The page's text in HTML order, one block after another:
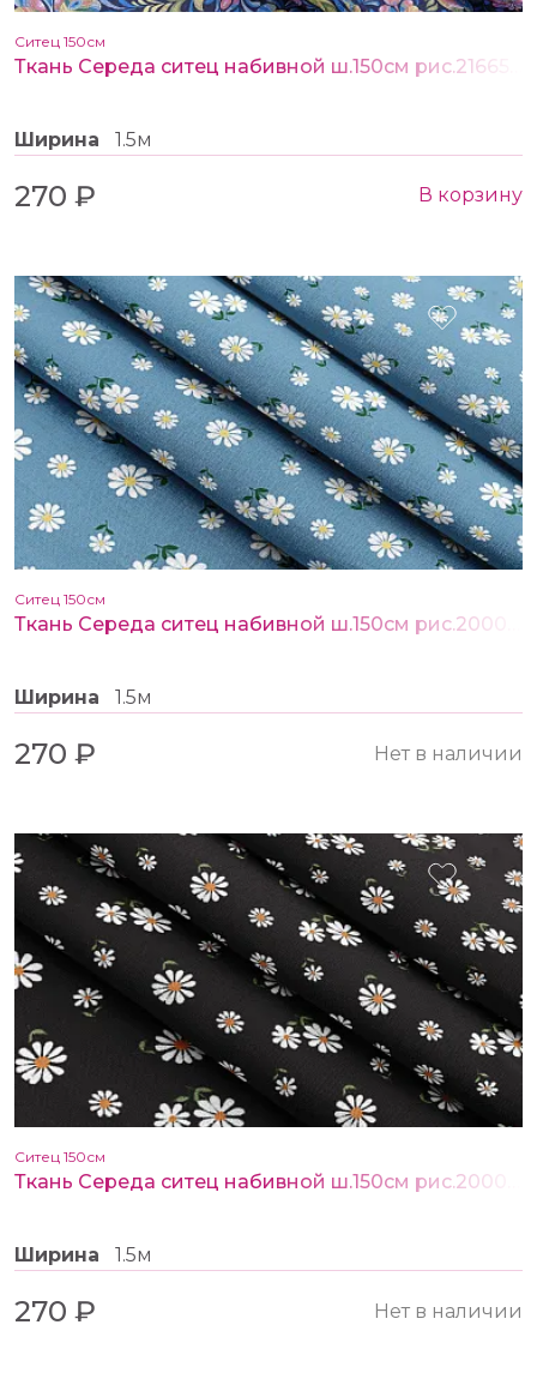
Ситец 150см
Ширина 1.5м
270 ₽ В корзину
Ситец 150см
Ширина 1.5м
270 ₽ Нет в наличии
Ситец 150см
Ширина 1.5м
270 ₽ Нет в наличии